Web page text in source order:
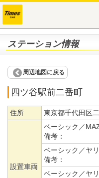
ステーション情報
周辺地図に戻る
四ツ谷駅前二番町
住所 東京都千代田区
設置車両
ベーシック／
備考：
ベーシック／ヤ
備考：
ベーシック／ヤ